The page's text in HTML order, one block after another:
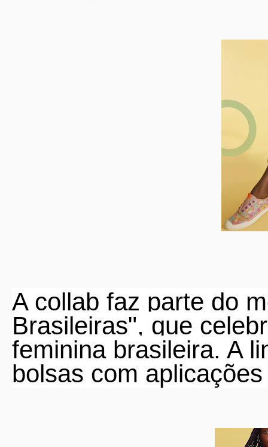
A collab faz parte do
Brasileiras", que
feminina brasileira. A
bolsas com